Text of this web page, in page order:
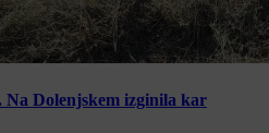
Na Dolenjskem izginila kar